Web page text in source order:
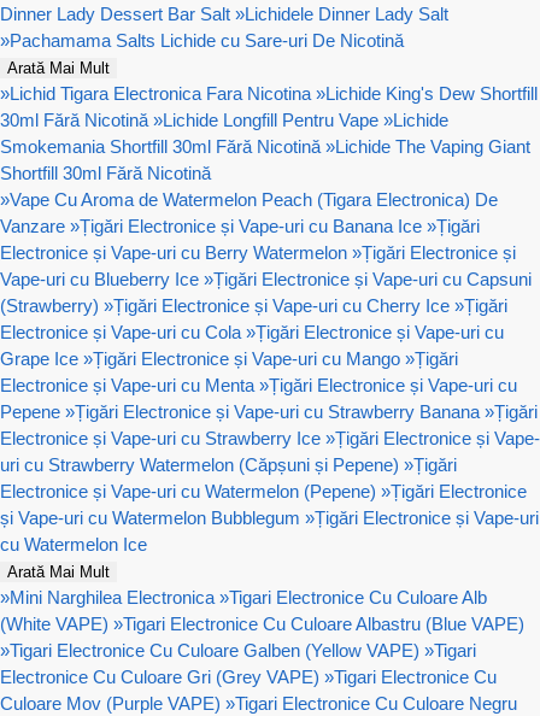
Dinner Lady Dessert Bar Salt »Lichidele Dinner Lady Salt
»Pachamama Salts Lichide cu Sare-uri De Nicotină
Arată Mai Mult
»Lichid Tigara Electronica Fara Nicotina »Lichide King's Dew Shortfill
30ml Fără Nicotină »Lichide Longfill Pentru Vape »Lichide
Smokemania Shortfill 30ml Fără Nicotină »Lichide The Vaping Giant
Shortfill 30ml Fără Nicotină
»Vape Cu Aroma de Watermelon Peach (Tigara Electronica) De
Vanzare »Țigări Electronice și Vape-uri cu Banana Ice »Țigări
Electronice și Vape-uri cu Berry Watermelon »Țigări Electronice și
Vape-uri cu Blueberry Ice »Țigări Electronice și Vape-uri cu Capsuni
(Strawberry) »Țigări Electronice și Vape-uri cu Cherry Ice »Țigări
Electronice și Vape-uri cu Cola »Țigări Electronice și Vape-uri cu
Grape Ice »Țigări Electronice și Vape-uri cu Mango »Țigări
Electronice și Vape-uri cu Menta »Țigări Electronice și Vape-uri cu
Pepene »Țigări Electronice și Vape-uri cu Strawberry Banana »Țigări
Electronice și Vape-uri cu Strawberry Ice »Țigări Electronice și Vape-
uri cu Strawberry Watermelon (Căpșuni și Pepene) »Țigări
Electronice și Vape-uri cu Watermelon (Pepene) »Țigări Electronice
și Vape-uri cu Watermelon Bubblegum »Țigări Electronice și Vape-uri
cu Watermelon Ice
Arată Mai Mult
»Mini Narghilea Electronica »Tigari Electronice Cu Culoare Alb
(White VAPE) »Tigari Electronice Cu Culoare Albastru (Blue VAPE)
»Tigari Electronice Cu Culoare Galben (Yellow VAPE) »Tigari
Electronice Cu Culoare Gri (Grey VAPE) »Tigari Electronice Cu
Culoare Mov (Purple VAPE) »Tigari Electronice Cu Culoare Negru